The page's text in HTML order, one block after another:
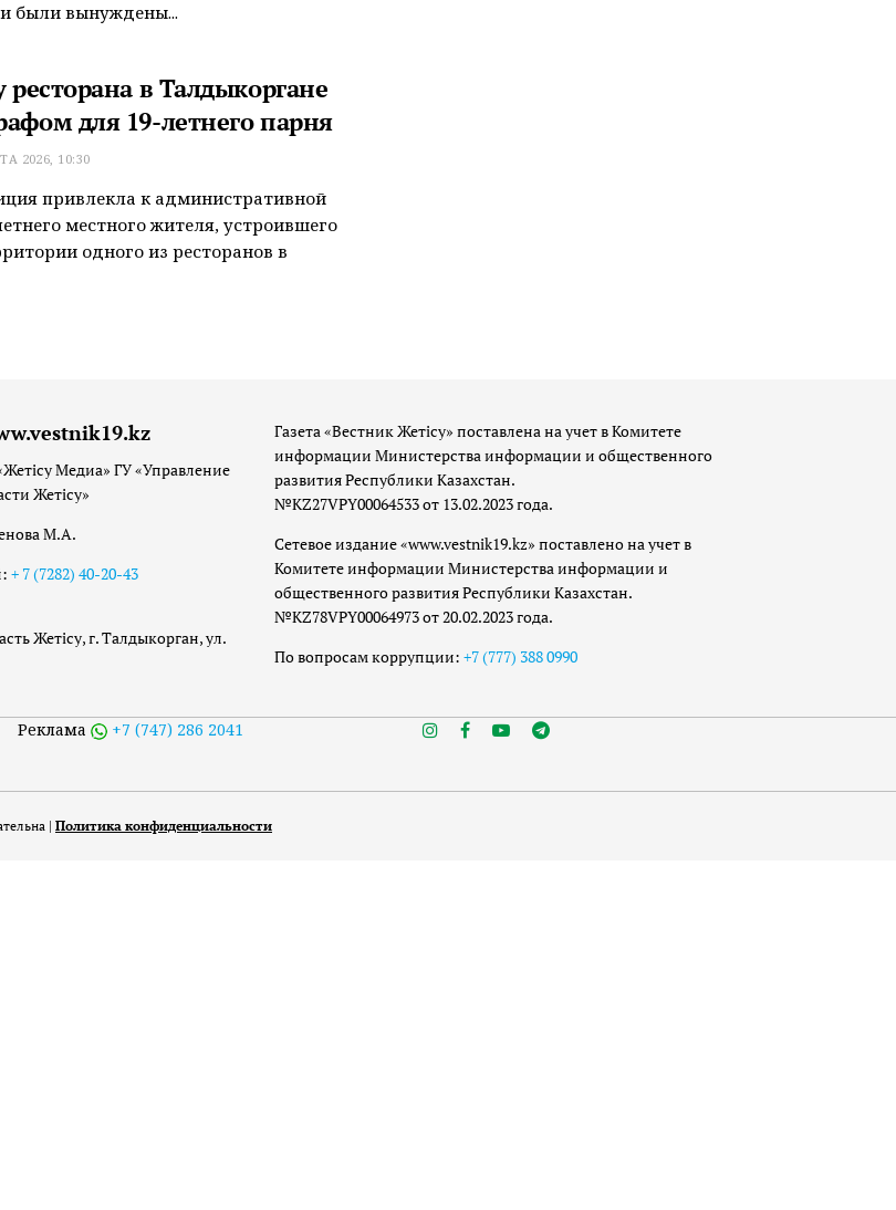
были вынуждены...
ресторана в Талдыкоргане
для 19-летнего парня
2026, 10:30
привлекла к административной
местного жителя, устроившего
одного из ресторанов в
Медиа» ГУ «Управление
Жетісу»
М.А.
+ 7 (7282) 40-20-43
Жетісу, г. Талдыкорган, ул.
Газета «Вестник Жетісу» поставлена на учет в Комитете
информации Министерства информации и общественного
развития Республики Казахстан.
№KZ27VPY00064533 от 13.02.2023 года.
Сетевое издание «www.vestnik19.kz» поставлено на учет в
Комитете информации Министерства информации и
общественного развития Республики Казахстан.
№KZ78VPY00064973 от 20.02.2023 года.
По вопросам коррупции: +7 (777) 388 0990
Реклама +7 (747) 286 2041
| Политика конфиденциальности